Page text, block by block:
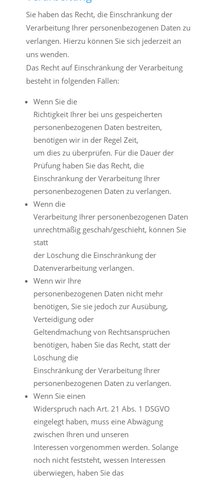
Sie haben das Recht, die Einschränkung der
Verarbeitung Ihrer personenbezogenen Daten zu
verlangen. Hierzu können Sie sich jederzeit an
uns wenden.
Das Recht auf Einschränkung der Verarbeitung
besteht in folgenden Fällen:
Wenn Sie die
Richtigkeit Ihrer bei uns gespeicherten
personenbezogenen Daten bestreiten,
benötigen wir in der Regel Zeit,
um dies zu überprüfen. Für die Dauer der
Prüfung haben Sie das Recht, die
Einschränkung der Verarbeitung Ihrer
personenbezogenen Daten zu verlangen.
Wenn die
Verarbeitung Ihrer personenbezogenen Daten
unrechtmäßig geschah/geschieht, können Sie
statt
der Löschung die Einschränkung der
Datenverarbeitung verlangen.
Wenn wir Ihre
personenbezogenen Daten nicht mehr
benötigen, Sie sie jedoch zur Ausübung,
Verteidigung oder
Geltendmachung von Rechtsansprüchen
benötigen, haben Sie das Recht, statt der
Löschung die
Einschränkung der Verarbeitung Ihrer
personenbezogenen Daten zu verlangen.
Wenn Sie einen
Widerspruch nach Art. 21 Abs. 1 DSGVO
eingelegt haben, muss eine Abwägung
zwischen Ihren und unseren
Interessen vorgenommen werden. Solange
noch nicht feststeht, wessen Interessen
überwiegen, haben Sie das